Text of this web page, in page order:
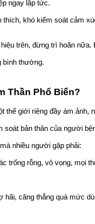
ngay lập tức.
thích, khó kiểm soát cảm
trên, đừng trì hoãn
bình thường.
Thần Phổ Biến?
thế giới riêng đầy ám
bản thân của người
nhiều người gặp phải:
trống rỗng, vô vọng, mọi
hãi, căng thẳng quá mức